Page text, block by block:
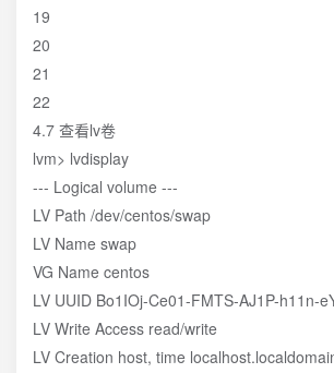
19
20
21
22
4.7 查看lv卷
lvm> lvdisplay
--- Logical volume ---
LV Path /dev/centos/swap
LV Name swap
VG Name centos
LV UUID Bo1IOj-Ce01-FMTS-AJ1P-h11n-
LV Write Access read/write
LV Creation host, time